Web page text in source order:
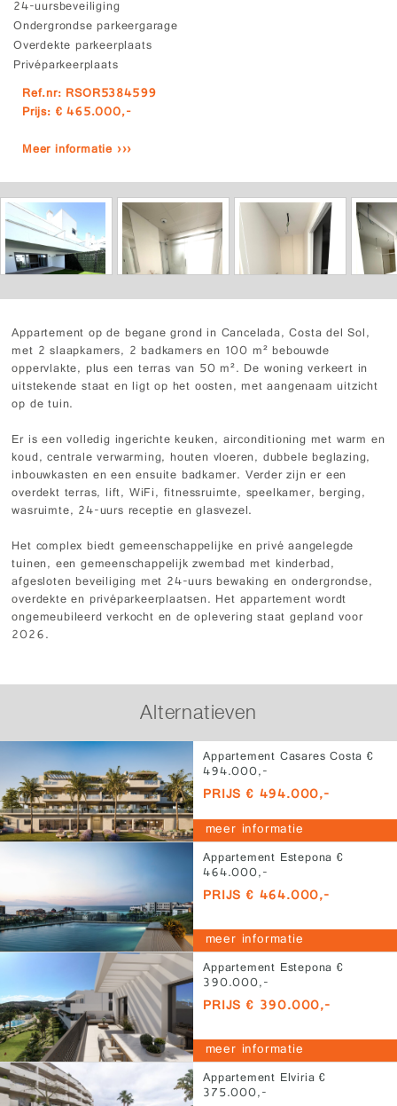
24-uursbeveiliging
Ondergrondse parkeergarage
Overdekte parkeerplaats
Privéparkeerplaats
Ref.nr: RSOR5384599
Prijs: € 465.000,-
Meer informatie ›››
Appartement op de begane grond in Cancelada, Costa del Sol,
met 2 slaapkamers, 2 badkamers en 100 m² bebouwde
oppervlakte, plus een terras van 50 m². De woning verkeert in
uitstekende staat en ligt op het oosten, met aangenaam uitzicht
op de tuin.
Er is een volledig ingerichte keuken, airconditioning met warm en
koud, centrale verwarming, houten vloeren, dubbele beglazing,
inbouwkasten en een ensuite badkamer. Verder zijn er een
overdekt terras, lift, WiFi, fitnessruimte, speelkamer, berging,
wasruimte, 24-uurs receptie en glasvezel.
Het complex biedt gemeenschappelijke en privé aangelegde
tuinen, een gemeenschappelijk zwembad met kinderbad,
afgesloten beveiliging met 24-uurs bewaking en ondergrondse,
overdekte en privéparkeerplaatsen. Het appartement wordt
ongemeubileerd verkocht en de oplevering staat gepland voor
2026.
Alternatieven
Appartement Casares Costa €
494.000,-
PRIJS € 494.000,-
meer informatie
Appartement Estepona €
464.000,-
PRIJS € 464.000,-
meer informatie
Appartement Estepona €
390.000,-
PRIJS € 390.000,-
meer informatie
Appartement Elviria €
375.000,-